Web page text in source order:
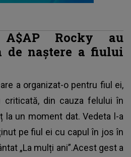
Rocky au
de naștere a fiului
a organizat-o pentru fiul ei,
criticată, din cauza felului în
la un moment dat. Vedeta l-a
pe fiul ei cu capul în jos în
„La mulți ani”.Acest gest a